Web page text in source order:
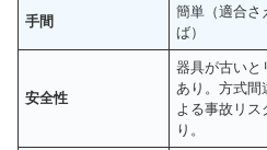
手間
簡単（適合さ
ば）
安全性
器具が古いと
あり。方式間
よる事故リス
り。